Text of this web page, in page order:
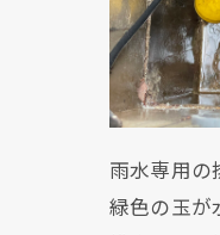
雨水専用の
緑色の玉が